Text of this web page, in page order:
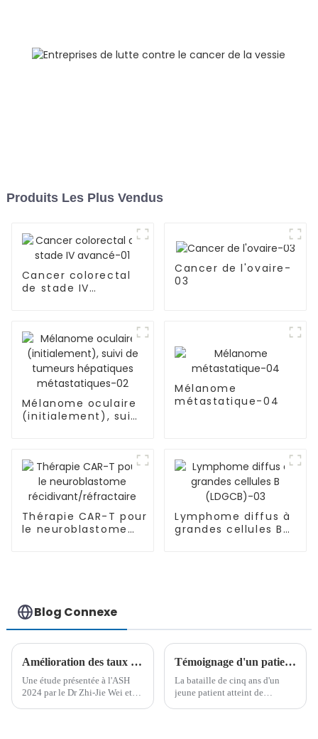
Produits Les Plus Vendus
Cancer colorectal
de stade IV
Cancer de l'ovaire-
03
Mélanome oculaire
(initialement), suivi
Mélanome
métastatique-04
Thérapie CAR-T pour
le neuroblastome
Lymphome diffus à
grandes cellules B
Blog Connexe
Amélioration des taux de survie avec les protocoles Bu/Cy+Melphalan et Bu/Cy+Thiotépa dans la transplantation de cellules souches haplo-identiques pour la leucémie aiguë mégacaryoblastique non trisomique (LAMK)
Une étude présentée à l'ASH
2024 par le Dr Zhi-Jie Wei et
Témoignage d'un patient : Du diagnostic de LAM-M2 à l'entrée à l'université : un parcours de cinq ans vers la guérison
La bataille de cinq ans d'un
jeune patient atteint de